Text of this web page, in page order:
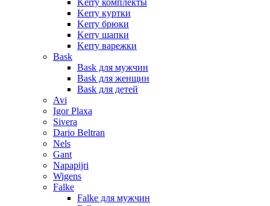
Kerry комплекты
Kerry куртки
Kerry брюки
Kerry шапки
Kerry варежки
Bask
Bask для мужчин
Bask для женщин
Bask для детей
Avi
Igor Plaxa
Sivera
Dario Beltran
Nels
Gant
Napapijri
Wigens
Falke
Falke для мужчин